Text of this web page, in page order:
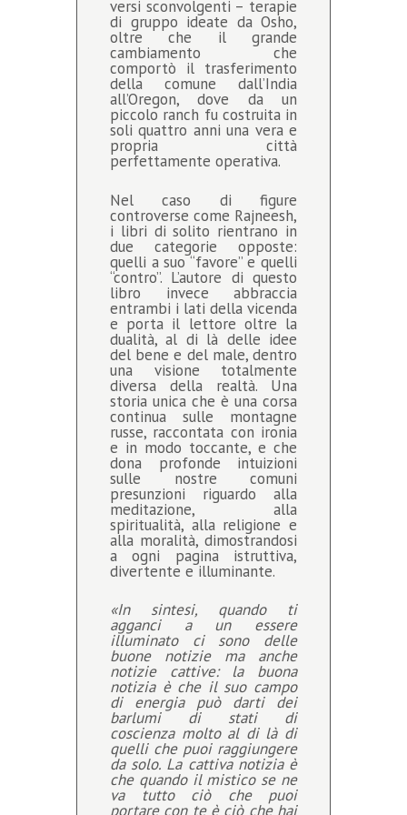
versi sconvolgenti – terapie
di gruppo ideate da Osho,
oltre che il grande
cambiamento che
comportò il trasferimento
della comune dall’India
all’Oregon, dove da un
piccolo ranch fu costruita in
soli quattro anni una vera e
propria città
perfettamente operativa.
Nel caso di figure
controverse come Rajneesh,
i libri di solito rientrano in
due categorie opposte:
quelli a suo “favore” e quelli
“contro”. L’autore di questo
libro invece abbraccia
entrambi i lati della vicenda
e porta il lettore oltre la
dualità, al di là delle idee
del bene e del male, dentro
una visione totalmente
diversa della realtà. Una
storia unica che è una corsa
continua sulle montagne
russe, raccontata con ironia
e in modo toccante, e che
dona profonde intuizioni
sulle nostre comuni
presunzioni riguardo alla
meditazione, alla
spiritualità, alla religione e
alla moralità, dimostrandosi
a ogni pagina istruttiva,
divertente e illuminante.
«In sintesi, quando ti
agganci a un essere
illuminato ci sono delle
buone notizie ma anche
notizie cattive: la buona
notizia è che il suo campo
di energia può darti dei
barlumi di stati di
coscienza molto al di là di
quelli che puoi raggiungere
da solo. La cattiva notizia è
che quando il mistico se ne
va tutto ciò che puoi
portare con te è ciò che hai